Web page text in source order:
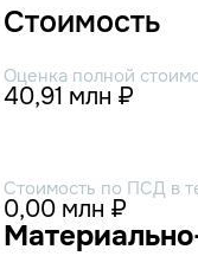
Стоимость
Оценка полной
40,91 млн ₽
Стоимость по ПСД в
0,00 млн ₽